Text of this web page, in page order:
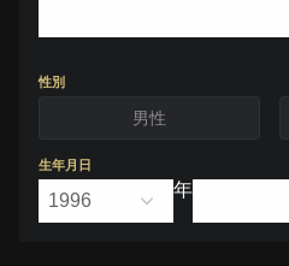
性別
男性
生年月日
年